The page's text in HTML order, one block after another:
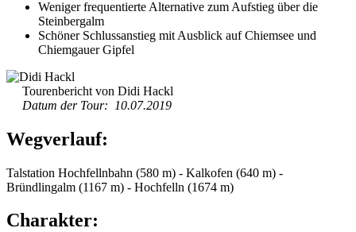
Weniger frequentierte Alternative zum Aufstieg über die
Steinbergalm
Schöner Schlussanstieg mit Ausblick auf Chiemsee und
Chiemgauer Gipfel
Tourenbericht von Didi Hackl
Datum der Tour: 10.07.2019
Wegverlauf:
Talstation Hochfellnbahn (580 m) - Kalkofen (640 m) -
Bründlingalm (1167 m) - Hochfelln (1674 m)
Charakter: